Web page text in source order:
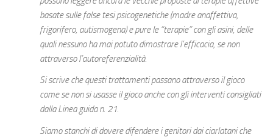
basate sulle false tesi psicogenetiche (madre anaffettiva,
frigorifero, autismogena) e pure le “terapie” con gli asini, delle
quali nessuno ha mai potuto dimostrare l’efficacia, se non
attraverso l’autoreferenzialità.
Si scrive che questi trattamenti passano attraverso il gioco
come se non si usasse il gioco anche con gli interventi consigliati
dalla Linea guida n. 21.
Siamo stanchi di dovere difendere i genitori dai ciarlatani che